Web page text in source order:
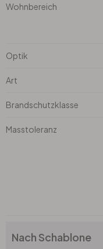
Wohnbereich
Optik
Art
Brandschutzklasse
Masstoleranz
Nach Schablone